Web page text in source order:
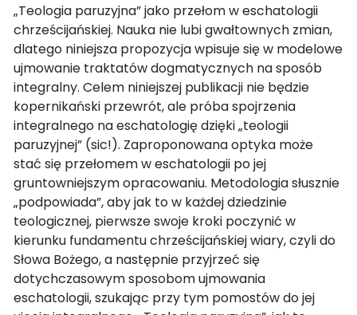
„Teologia paruzyjna” jako przełom w eschatologii
chrześcijańskiej. Nauka nie lubi gwałtownych zmian,
dlatego niniejsza propozycja wpisuje się w modelowe
ujmowanie traktatów dogmatycznych na sposób
integralny. Celem niniejszej publikacji nie będzie
kopernikański przewrót, ale próba spojrzenia
integralnego na eschatologię dzięki „teologii
paruzyjnej” (sic!). Zaproponowana optyka może
stać się przełomem w eschatologii po jej
gruntowniejszym opracowaniu. Metodologia słusznie
„podpowiada”, aby jak to w każdej dziedzinie
teologicznej, pierwsze swoje kroki poczynić w
kierunku fundamentu chrześcijańskiej wiary, czyli do
Słowa Bożego, a następnie przyjrzeć się
dotychczasowym sposobom ujmowania
eschatologii, szukając przy tym pomostów do jej